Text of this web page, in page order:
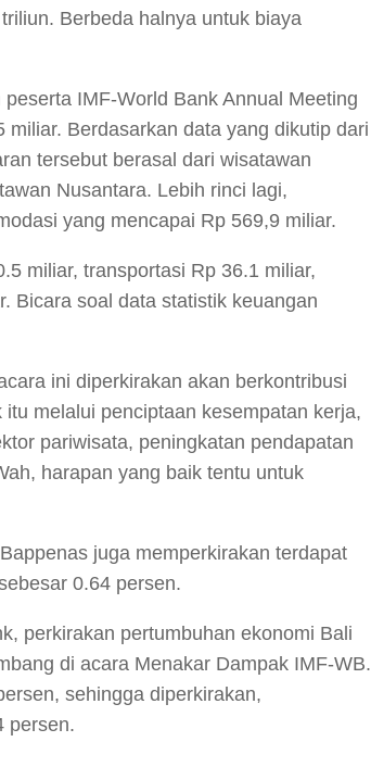
Berbeda halnya untuk biaya
IMF-World Bank Annual Meeting
Berdasarkan data yang dikutip dari
tersebut berasal dari wisatawan
Nusantara. Lebih rinci lagi,
yang mencapai Rp 569,9 miliar.
miliar, transportasi Rp 36.1 miliar,
Bicara soal data statistik keuangan
ini diperkirakan akan berkontribusi
melalui penciptaan kesempatan kerja,
pariwisata, peningkatan pendapatan
harapan yang baik tentu untuk
juga memperkirakan terdapat
0.64 persen.
perkirakan pertumbuhan ekonomi Bali
di acara Menakar Dampak IMF-WB.
sehingga diperkirakan,
persen.